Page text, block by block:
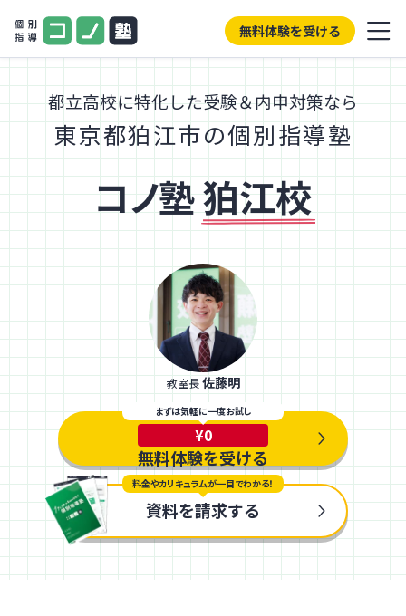
無料体験を受ける
東京都狛江市の個別指導塾
コノ塾狛江校
都立高校に特化した受験＆内申対策なら
まずは気軽に一度お試し
¥0
無料体験を受ける
料金やカリキュラムが一目でわかる！
資料を請求する
教室長佐藤明